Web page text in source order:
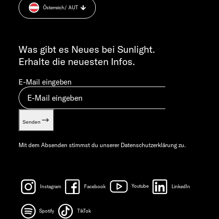
MO-DO 7:30 – 12:00 UND 13:00 – 16:00 UHR
FR 7:30 – 12:00 UHR
info@sunlight.de
Cookie Consent
Was gibt es Neues bei Sunlight.
Erhalte die neuesten Infos.
E-Mail eingeben
Senden
Mit dem Absenden stimmst du unserer Datenschutzerklärung zu.
Instagram Facebook Youtube LinkedIn
Spotify TikTok
Österreich/ AUT